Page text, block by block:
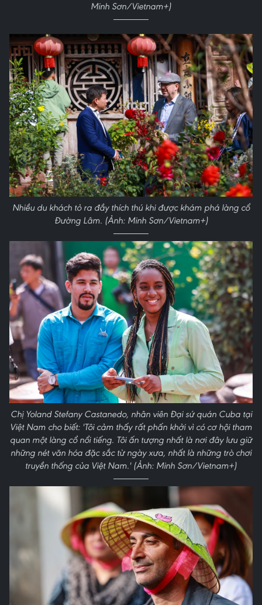
Minh Sơn/Vietnam+)
Nhiều du khách tỏ ra đầy thích thú khi được khám phá làng cổ
Đường Lâm. (Ảnh: Minh Sơn/Vietnam+)
Chị Yoland Stefany Castanedo, nhân viên Đại sứ quán Cuba tại
Việt Nam cho biết: 'Tôi cảm thấy rất phấn khởi vì có cơ hội tham
quan một làng cổ nổi tiếng. Tôi ấn tượng nhất là nơi đây lưu giữ
những nét văn hóa đặc sắc từ ngày xưa, nhất là những trò chơi
truyền thống của Việt Nam.' (Ảnh: Minh Sơn/Vietnam+)